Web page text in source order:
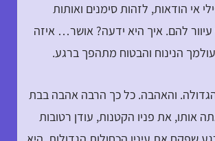
אי הודאות, לזהות סימנים ואותות
להם. איך היא ידעה? אושר… איזה
הנינוח והבטוח מתהפך ברגע.
והאהבה. כל כך הרבה אהבה בבת
אותו, את פניו הקטנות, עודן רטובות